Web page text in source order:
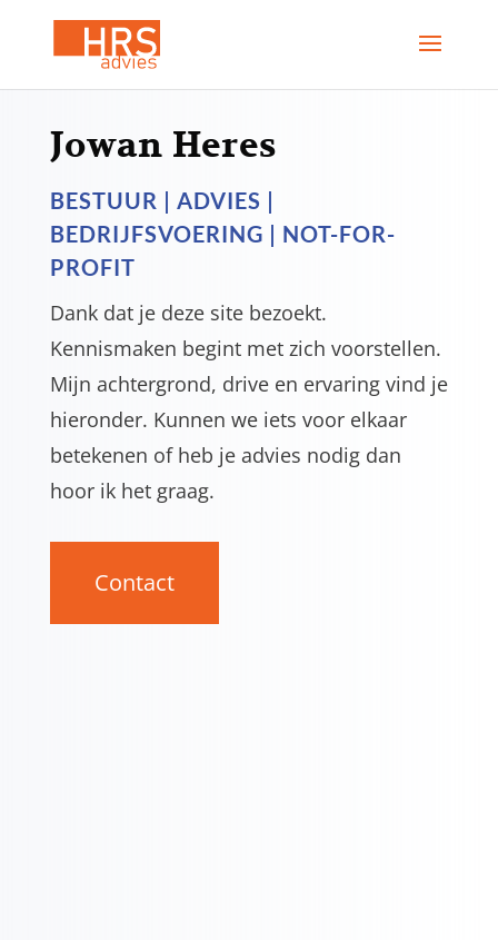
Jowan Heres
BESTUUR | ADVIES |
BEDRIJFSVOERING | NOT-FOR-
PROFIT
Dank dat je deze site bezoekt.
Kennismaken begint met zich voorstellen.
Mijn achtergrond, drive en ervaring vind je
hieronder. Kunnen we iets voor elkaar
betekenen of heb je advies nodig dan
hoor ik het graag.
Contact